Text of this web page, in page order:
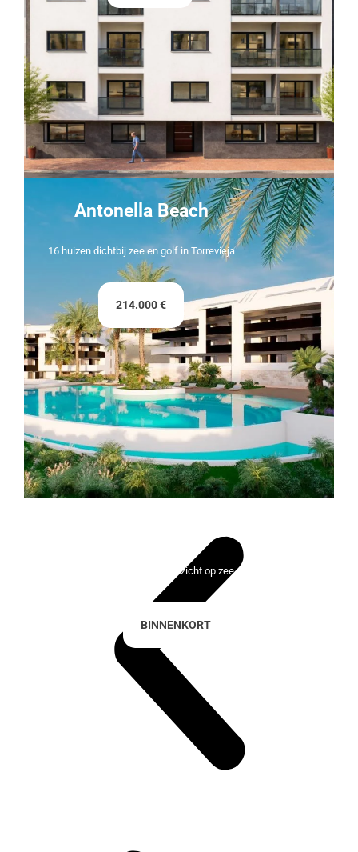
Antonella Beach
16 huizen dichtbij zee en golf in Torrevieja
214.000 €
Lady Bonalba Resort
100 exclusieve huizen met uitzicht op zee en de golfbaan
BINNENKORT